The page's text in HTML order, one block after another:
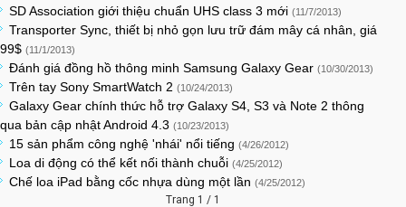
SD Association giới thiệu chuẩn UHS class 3 mới (11/7/2013)
Transporter Sync, thiết bị nhỏ gọn lưu trữ đám mây cá nhân, giá
99$ (11/1/2013)
Đánh giá đồng hồ thông minh Samsung Galaxy Gear (10/30/2013)
Trên tay Sony SmartWatch 2 (10/24/2013)
Galaxy Gear chính thức hỗ trợ Galaxy S4, S3 và Note 2 thông
qua bản cập nhật Android 4.3 (10/23/2013)
15 sản phẩm công nghệ 'nhái' nổi tiếng (4/26/2012)
Loa di động có thể kết nối thành chuỗi (4/25/2012)
Chế loa iPad bằng cốc nhựa dùng một lần (4/25/2012)
Trang 1 / 1